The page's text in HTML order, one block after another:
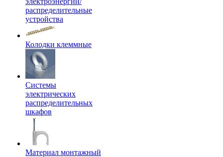
распределительные
устройства
Колодки клеммные
Системы
электрических
распределительных
шкафов
Материал монтажный